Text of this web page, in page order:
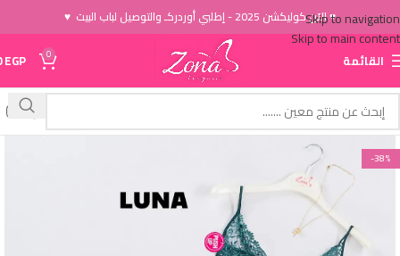
Skip to navigation
Skip to main content
♥ الاَن كوليكشن 2025 - إطلبي أوردركـ والتوصيل لباب البيت ♥
القائمة 0
EGP
-38%